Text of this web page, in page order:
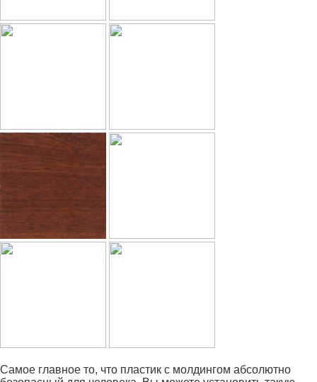
Самое главное то, что пластик с молдингом абсолютно